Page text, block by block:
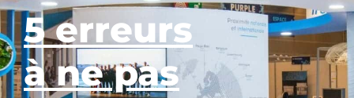
5 erreurs
à ne pas